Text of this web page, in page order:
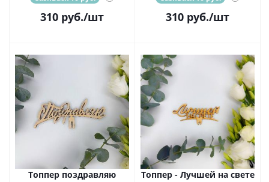
310 руб./шт 310 руб./шт
Топпер поздравляю Топпер - Лучшей на свете